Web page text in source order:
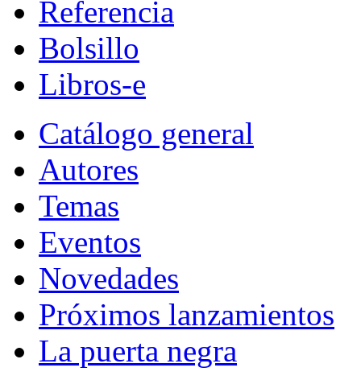
Referencia
Bolsillo
Libros-e
Catálogo general
Autores
Temas
Eventos
Novedades
Próximos lanzamientos
La puerta negra